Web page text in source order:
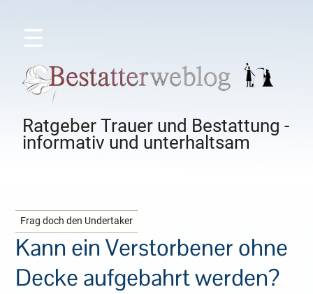
☰
Ratgeber Trauer und Bestattung -
informativ und unterhaltsam
Frag doch den Undertaker
Kann ein Verstorbener ohne
Decke aufgebahrt werden?